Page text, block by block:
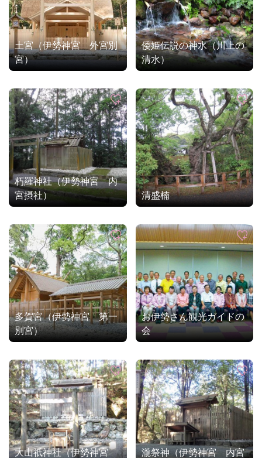
土宮（伊勢神宮 外宮別
宮）
倭姫伝説の神水（川上の
清水）
朽羅神社（伊勢神宮 内
宮摂社）
清盛楠
多賀宮（伊勢神宮 第一
別宮）
お伊勢さん観光ガイドの
会
大山祇神社（伊勢神宮
瀧祭神（伊勢神宮 内宮